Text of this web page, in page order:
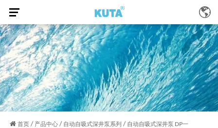
首页 / 产品中心 / 自动自吸式深井泵系列 / 自动自吸式深井泵 DP一